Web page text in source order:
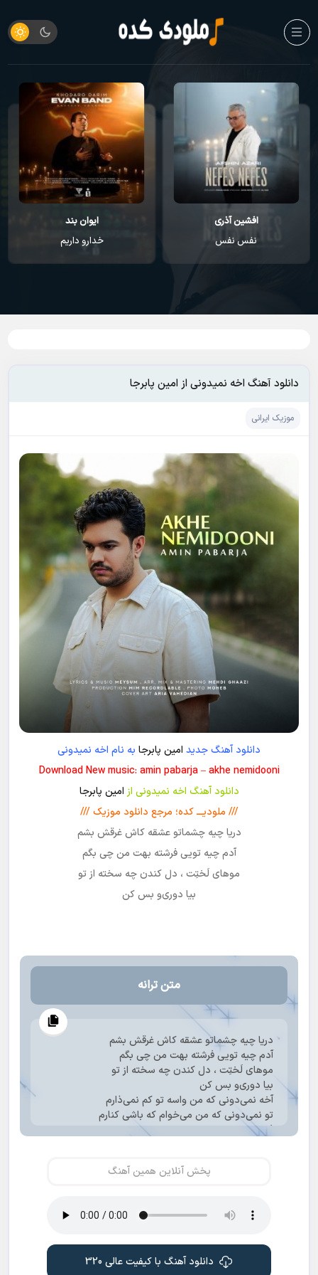
افشین آذری
نفس نفس
ایوان بند
خدارو داریم
دانلود آهنگ اخه نمیدونی از امین پابرجا
موزیک ایرانی
دانلود آهنگ جدید امین پابرجا به نام اخه نمیدونی
Download New music: amin pabarja – akhe nemidooni
دانلود آهنگ اخه نمیدونی از امین پابرجا
/// ملودیـــ کده؛ مرجع دانلود موزیک ///
دریا چیه چشماتو عشقه کاش غرقش بشم
آدم چیه تویی فرشته بهت من چی بگم
موهای لَختِت ، دل کندن چه سخته از تو
بیا دوری‌و بس کن
متن ترانه
دریا چیه چشماتو عشقه کاش غرقش بشم
آدم چیه تویی فرشته بهت من چی بگم
موهای لَختِت ، دل کندن چه سخته از تو
بیا دوری‌و بس کن
آخه نمی‌دونی که من واسه تو کم نمی‌ذارم
تو نمی‌دونی که من می‌خوام که باشی کنارم
فقط بمون پیش من ، ندارم انتظارم
فقط بمون پیش من ، ندارم انتظارم
وقتایی که کم آوردم تو شدی چاره ی من پس
آخه نمی‌دونی که من واسه تو کم نمی‌ذارم
تو نمی‌دونی که من می‌خوام که باشی کنارم
پخش آنلاین همین آهنگ
دانلود آهنگ با کیفیت عالی 320